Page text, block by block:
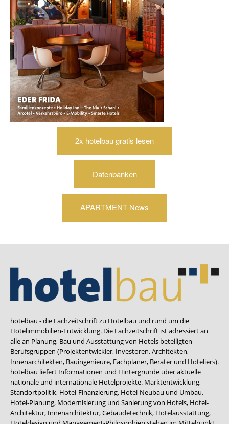
2x hotelbau gratis lesen
Datenbanken
APARTMENT-News
hotelbau - die Fachzeitschrift zu Hotelbau und rund um die
Hotelimmobilien-Entwicklung. Die Fachzeitschrift ist adressiert an
alle an Planung, Bau und Ausstattung von Hotels beteiligten
Berufsgruppen (Projektentwickler, Investoren, Architekten,
Innenarchitekten, Bauingenieure, Fachplaner, Berater und Hoteliers).
hotelbau liefert Informationen und Hintergründe über aktuelle
nationale und internationale Hotelprojekte. Marktentwicklung,
Standortpolitik, Hotel-Finanzierung, Hotel-Neubau und Umbau,
Hotel-Planung, Modernisierung und Sanierung von Hotels, Hotel-
Architektur, Innenarchitektur, Gebäudetechnik, Hotelausstattung,